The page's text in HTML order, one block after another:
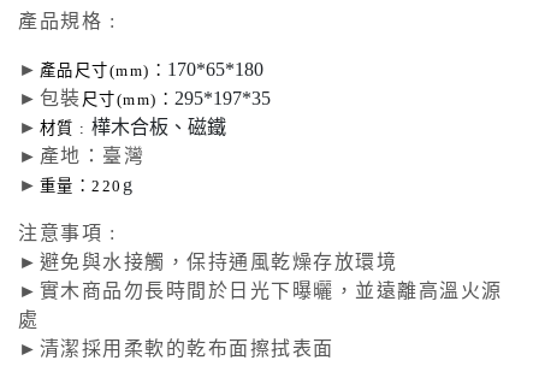
產品規格 :
► 產品尺寸(mm)： 170*65*180
►包裝 尺寸(mm)： 295*197*35
► 材質 : 樺木合板、磁鐵
►產地：臺灣
► 重量：220 g
注意事項 :
►避免與水接觸，保持通風乾燥存放環境
►實木商品勿長時間於日光下曝曬，並遠離高溫火源
處
►清潔採用柔軟的乾布面擦拭表面